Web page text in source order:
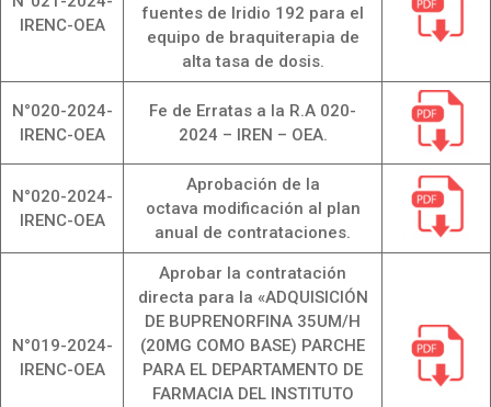
IRENC-OEA
fuentes de Iridio 192 para el
equipo de braquiterapia de
alta tasa de dosis.
N°020-2024-
IRENC-OEA
Fe de Erratas a la R.A 020-
2024 – IREN – OEA.
N°020-2024-
IRENC-OEA
Aprobación de la
octava modificación al plan
anual de contrataciones.
N°019-2024-
IRENC-OEA
Aprobar la contratación
directa para la «ADQUISICIÓN
DE BUPRENORFINA 35UM/H
(20MG COMO BASE) PARCHE
PARA EL DEPARTAMENTO DE
FARMACIA DEL INSTITUTO